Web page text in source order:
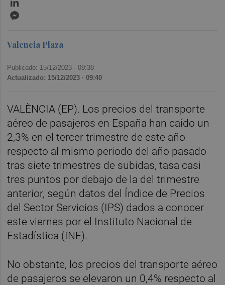
Valencia Plaza
Publicado: 15/12/2023 ·09:38
Actualizado: 15/12/2023 · 09:40
VALÈNCIA (EP). Los precios del transporte
aéreo de pasajeros en España han caído un
2,3% en el tercer trimestre de este año
respecto al mismo periodo del año pasado
tras siete trimestres de subidas, tasa casi
tres puntos por debajo de la del trimestre
anterior, según datos del Índice de Precios
del Sector Servicios (IPS) dados a conocer
este viernes por el Instituto Nacional de
Estadística (INE).
No obstante, los precios del transporte aéreo
de pasajeros se elevaron un 0,4% respecto al